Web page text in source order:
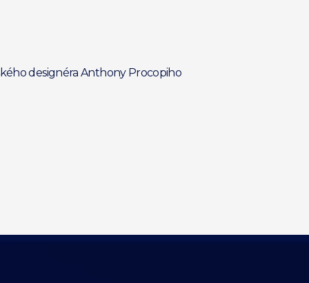
designéra Anthony Procopiho